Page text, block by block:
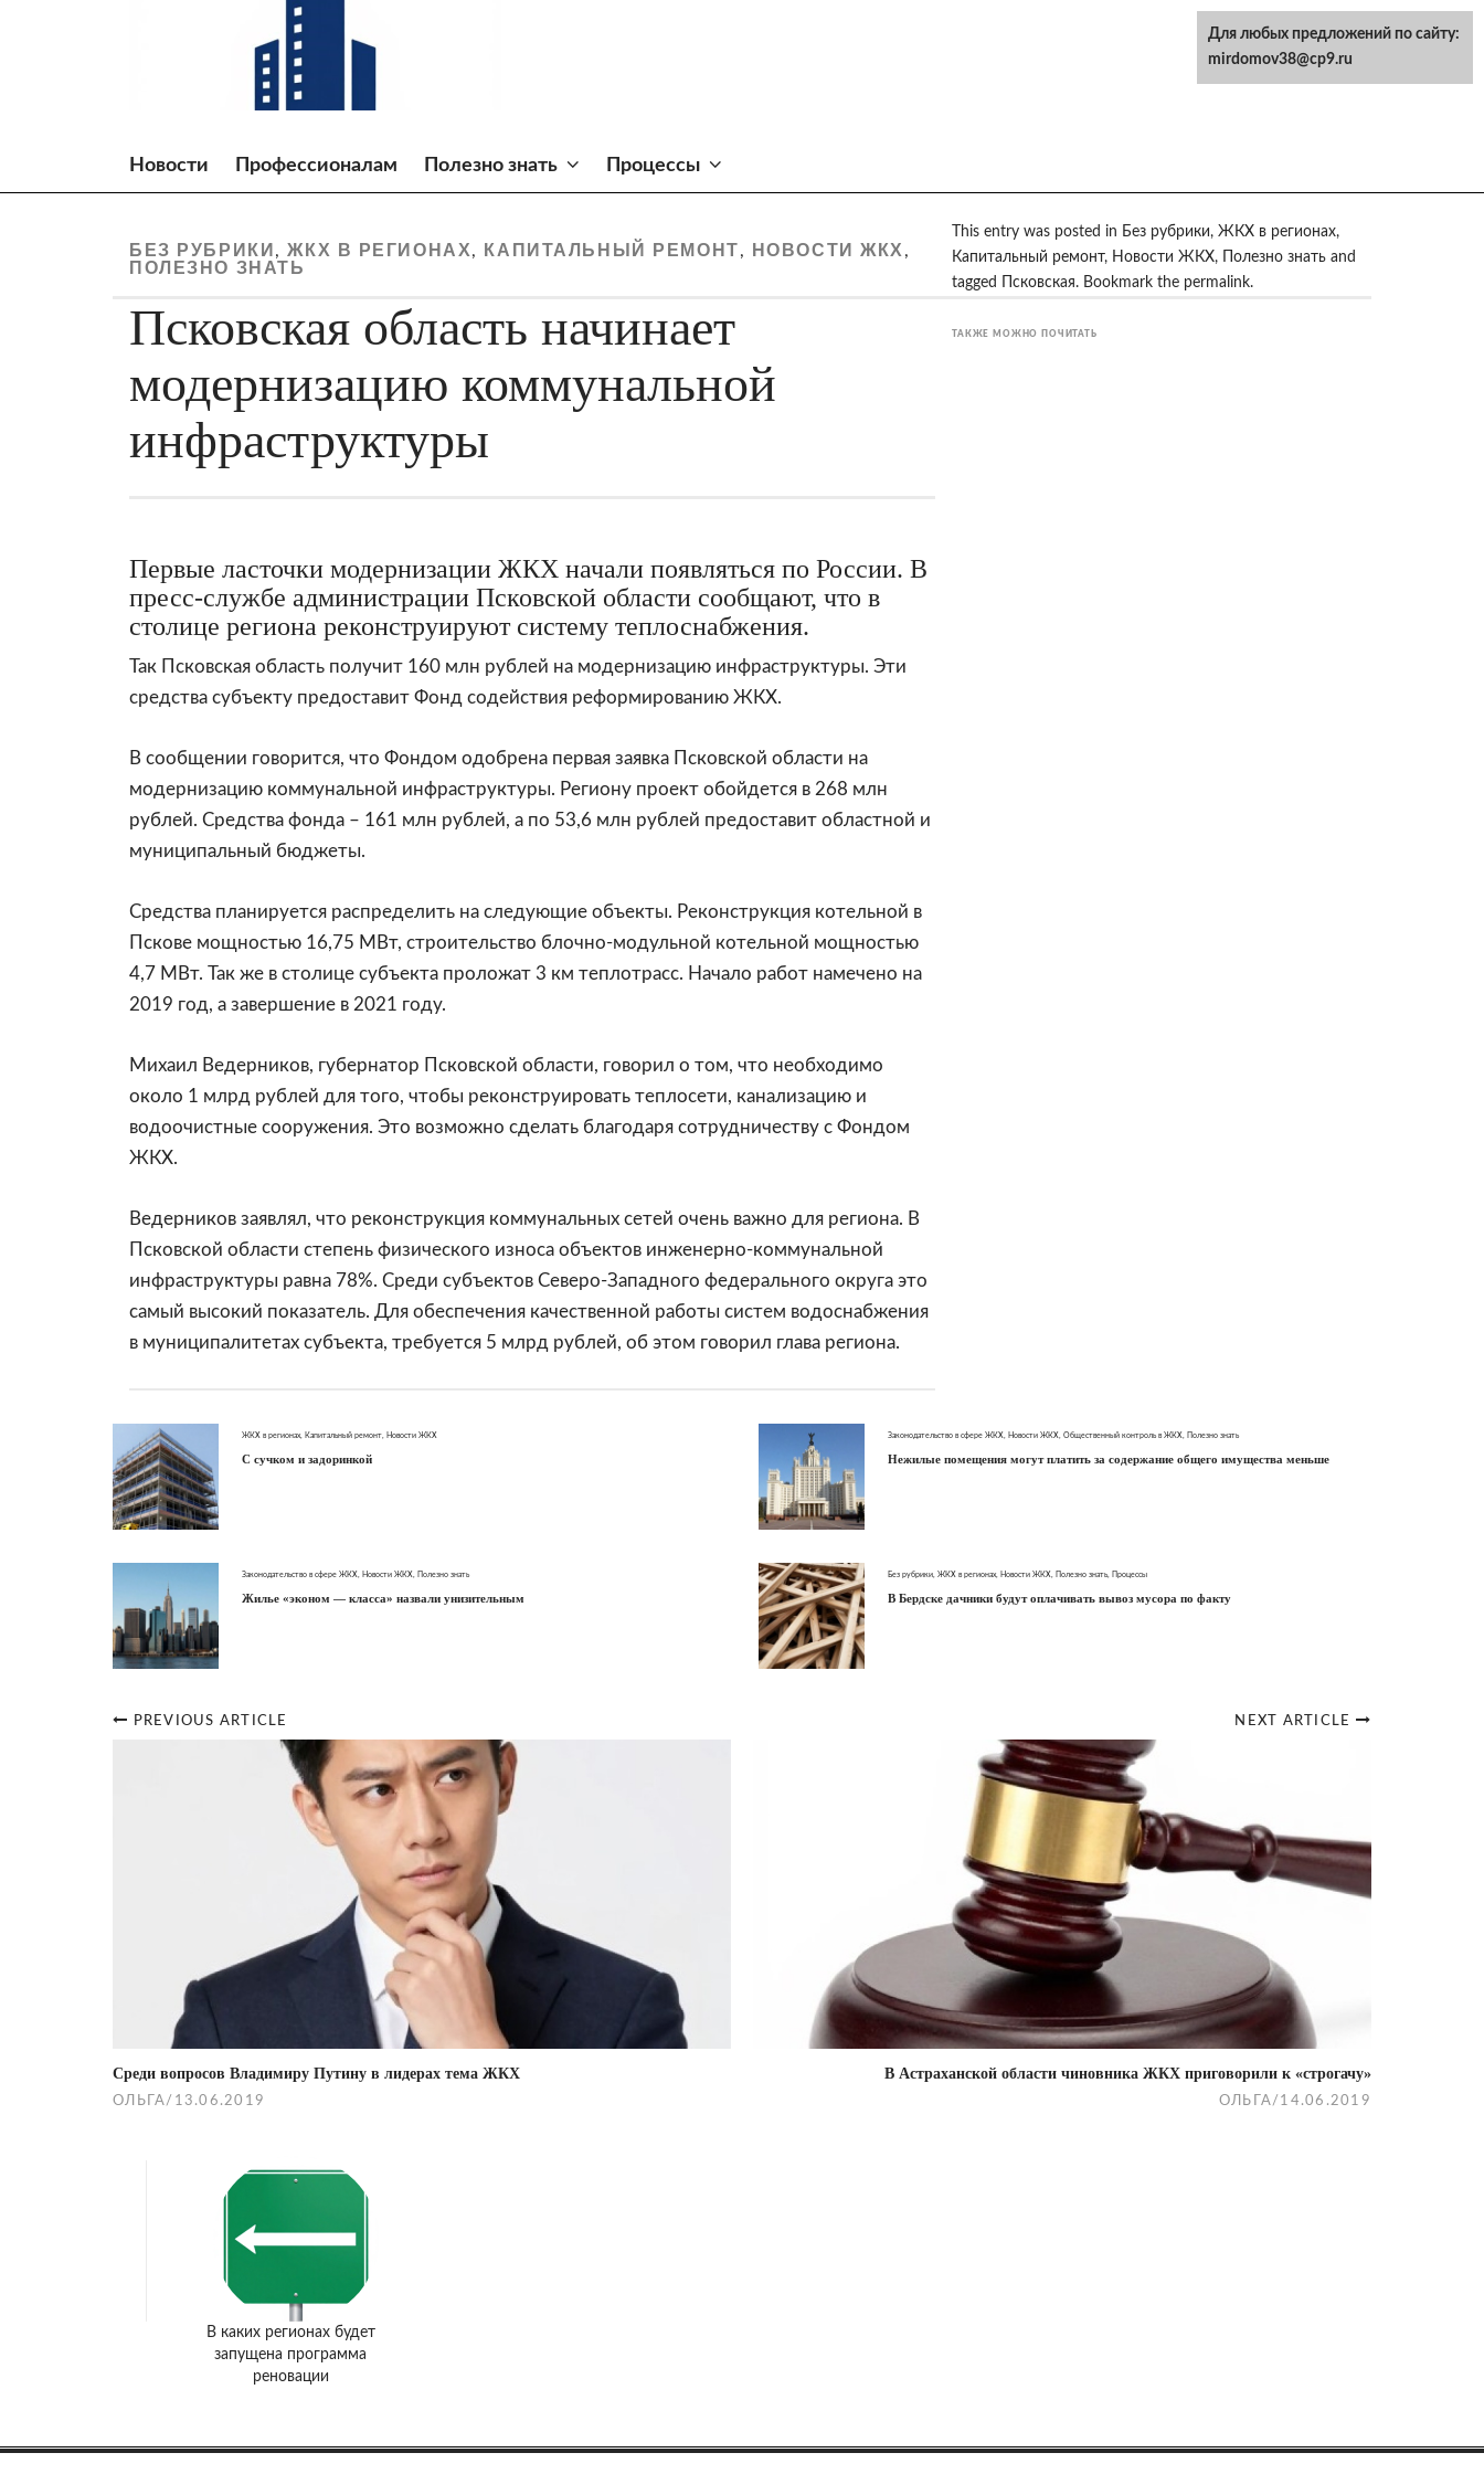
Новости Профессионалам Полезно знать Процессы
БЕЗ РУБРИКИ ,ЖКХ В РЕГИОНАХ, КАПИТАЛЬНЫЙ РЕМОНТ, НОВОСТИ ЖКХ ,
ПОЛЕЗНО ЗНАТЬ
Псковская область начинает
модернизацию коммунальной
инфраструктуры
Первые ласточки модернизации ЖКХ начали появляться по России. В
пресс-службе администрации Псковской области сообщают, что в
столице региона реконструируют систему теплоснабжения.
Так Псковская область получит 160 млн рублей на модернизацию инфраструктуры. Эти
средства субъекту предоставит Фонд содействия реформированию ЖКХ.
В сообщении говорится, что Фондом одобрена первая заявка Псковской области на
модернизацию коммунальной инфраструктуры. Региону проект обойдется в 268 млн
рублей. Средства фонда – 161 млн рублей, а по 53,6 млн рублей предоставит областной и
муниципальный бюджеты.
Средства планируется распределить на следующие объекты. Реконструкция котельной в
Пскове мощностью 16,75 МВт, строительство блочно-модульной котельной мощностью
4,7 МВт. Так же в столице субъекта проложат 3 км теплотрасс. Начало работ намечено на
2019 год, а завершение в 2021 году.
Михаил Ведерников, губернатор Псковской области, говорил о том, что необходимо
около 1 млрд рублей для того, чтобы реконструировать теплосети, канализацию и
водоочистные сооружения. Это возможно сделать благодаря сотрудничеству с Фондом
ЖКХ.
Ведерников заявлял, что реконструкция коммунальных сетей очень важно для региона. В
Псковской области степень физического износа объектов инженерно-коммунальной
инфраструктуры равна 78%. Среди субъектов Северо-Западного федерального округа это
самый высокий показатель. Для обеспечения качественной работы систем водоснабжения
в муниципалитетах субъекта, требуется 5 млрд рублей, об этом говорил глава региона.
This entry was posted in Без рубрики, ЖКХ в регионах,
Капитальный ремонт, Новости ЖКХ, Полезно знать and
tagged
Псковская. Bookmark the permalink.
ТАКЖЕ МОЖНО ПОЧИТАТЬ
ЖКХ в регионах Капитальный ремонт Новости ЖКХ
С сучком и задоринкой
Законодательство в сфере ЖКХ Новости ЖКХ Общественный контроль в ЖКХ Полезно знать
Нежилые помещения могут платить за содержание общего имущества меньше
Законодательство в сфере ЖКХ Новости ЖКХ Полезно знать
Жилье «эконом — класса» назвали унизительным
Без рубрики ЖКХ в регионах Новости ЖКХ Полезно знать, Процессы
В Бердске дачники будут оплачивать вывоз мусора по факту
NEXT ARTICLE
В Астраханской области чиновника ЖКХ приговорили к «строгачу»
ОЛЬГА / 14.06.2019
PREVIOUS ARTICLE
Среди вопросов Владимиру Путину в лидерах тема ЖКХ
ОЛЬГА / 13.06.2019
В каких регионах будет
запущена программа
реновации
Для любых предложений по сайту:
mirdomov38@cp9.ru